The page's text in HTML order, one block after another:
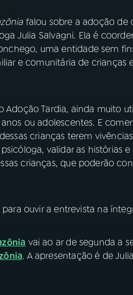
falou sobre a adoção de
Julia Salvagni. Ela é
uma entidade sem
e comunitária de crianças
Adoção Tardia, ainda muito
ou adolescentes. E
crianças terem
validar as histórias
crianças, que poderão
ouvir a entrevista na
vai ao ar de segunda a
. A apresentação é de